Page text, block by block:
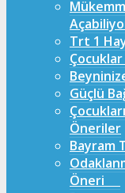
Trt 1
Güçlü
Öneriler
Bayram
Öneri